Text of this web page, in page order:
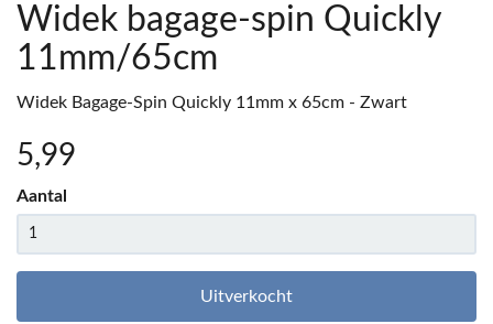
Widek bagage-spin Quickly
11mm/65cm
Widek Bagage-Spin Quickly 11mm x 65cm - Zwart
5,99
Aantal
Uitverkocht